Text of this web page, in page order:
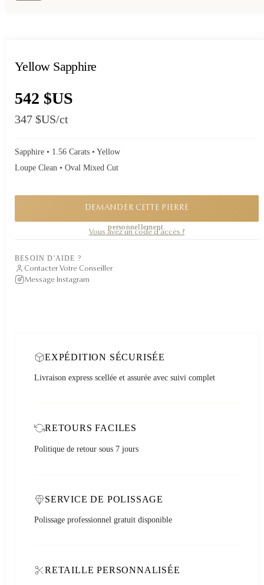
Yellow Sapphire
542 $US
347 $US/ct
Sapphire • 1.56 Carats • Yellow
Loupe Clean • Oval Mixed Cut
DEMANDER CETTE PIERRE
personnellement.
Vous avez un code d'accès ?
BESOIN D'AIDE ?
Contacter Votre Conseiller
Message Instagram
EXPÉDITION SÉCURISÉE
Livraison express scellée et assurée avec suivi complet
RETOURS FACILES
Politique de retour sous 7 jours
SERVICE DE POLISSAGE
Polissage professionnel gratuit disponible
RETAILLE PERSONNALISÉE